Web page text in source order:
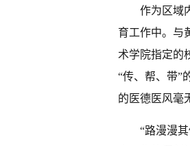
作为区域
育工作中。与
术学院指定的
“传、帮、带”
的医德医风毫
“路漫漫